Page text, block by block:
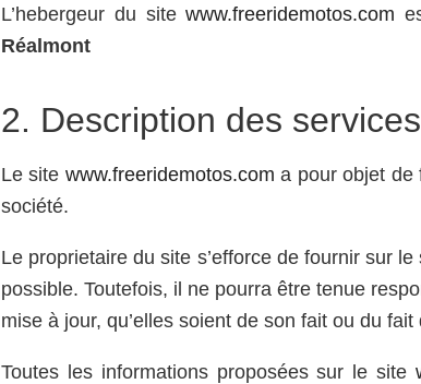
L’hebergeur du sitewww.freeridemotos.com
Réalmont
2. Description des
Le site www.freeridemotos.com a pour objet de
société.
Le proprietaire du site s’efforce de fournir sur
possible. Toutefois, il ne pourra être tenue
mise à jour, qu’elles soient de son fait ou du
Toutes les informations proposées sur le site